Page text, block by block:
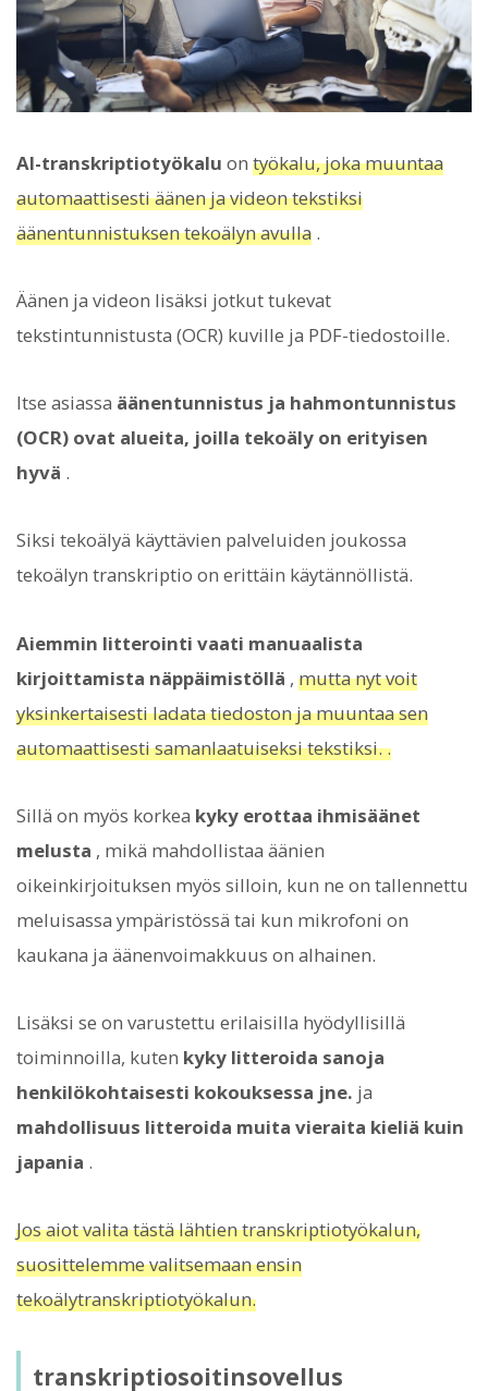
AI-transkriptiotyökalu on työkalu, joka muuntaa
automaattisesti äänen ja videon tekstiksi
äänentunnistuksen tekoälyn avulla .
Äänen ja videon lisäksi jotkut tukevat
tekstintunnistusta (OCR) kuville ja PDF-tiedostoille.
Itse asiassa äänentunnistus ja hahmontunnistus
(OCR) ovat alueita, joilla tekoäly on erityisen
hyvä .
Siksi tekoälyä käyttävien palveluiden joukossa
tekoälyn transkriptio on erittäin käytännöllistä.
Aiemmin litterointi vaati manuaalista
kirjoittamista näppäimistöllä , mutta nyt voit
yksinkertaisesti ladata tiedoston ja muuntaa sen
automaattisesti samanlaatuiseksi tekstiksi. .
Sillä on myös korkea kyky erottaa ihmisäänet
melusta , mikä mahdollistaa äänien
oikeinkirjoituksen myös silloin, kun ne on tallennettu
meluisassa ympäristössä tai kun mikrofoni on
kaukana ja äänenvoimakkuus on alhainen.
Lisäksi se on varustettu erilaisilla hyödyllisillä
toiminnoilla, kuten kyky litteroida sanoja
henkilökohtaisesti kokouksessa jne. ja
mahdollisuus litteroida muita vieraita kieliä kuin
japania .
Jos aiot valita tästä lähtien transkriptiotyökalun,
suosittelemme valitsemaan ensin
tekoälytranskriptiotyökalun.
transkriptiosoitinsovellus